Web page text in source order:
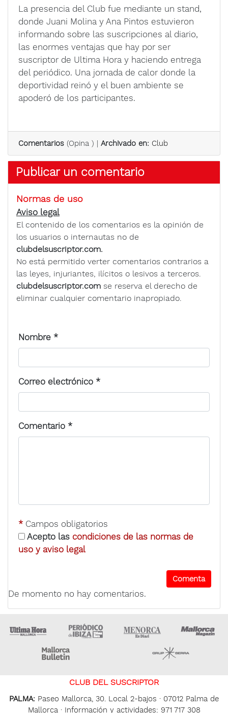
La presencia del Club fue mediante un stand,
donde Juani Molina y Ana Pintos estuvieron
informando sobre las suscripciones al diario,
las enormes ventajas que hay por ser
suscriptor de Ultima Hora y haciendo entrega
del periódico. Una jornada de calor donde la
deportividad reinó y el buen ambiente se
apoderó de los participantes.
Comentarios (Opina ) | Archivado en: Club
Publicar un comentario
Normas de uso
Aviso legal
El contenido de los comentarios es la opinión de
los usuarios o internautas no de
clubdelsuscriptor.com.
No está permitido verter comentarios contrarios a
las leyes, injuriantes, ilícitos o lesivos a terceros.
clubdelsuscriptor.com se reserva el derecho de
eliminar cualquier comentario inapropiado.
Nombre *
Correo electrónico *
Comentario *
* Campos obligatorios
Acepto las condiciones de las normas de
uso y aviso legal
De momento no hay comentarios.
Ultima Hora Ultima hora Ibiza Menorca • Es Diari
CLUB DEL SUSCRIPTOR
PALMA: Paseo Mallorca, 30. Local 2-bajos · 07012 Palma de
Mallorca · Información y actividades: 971 717 308